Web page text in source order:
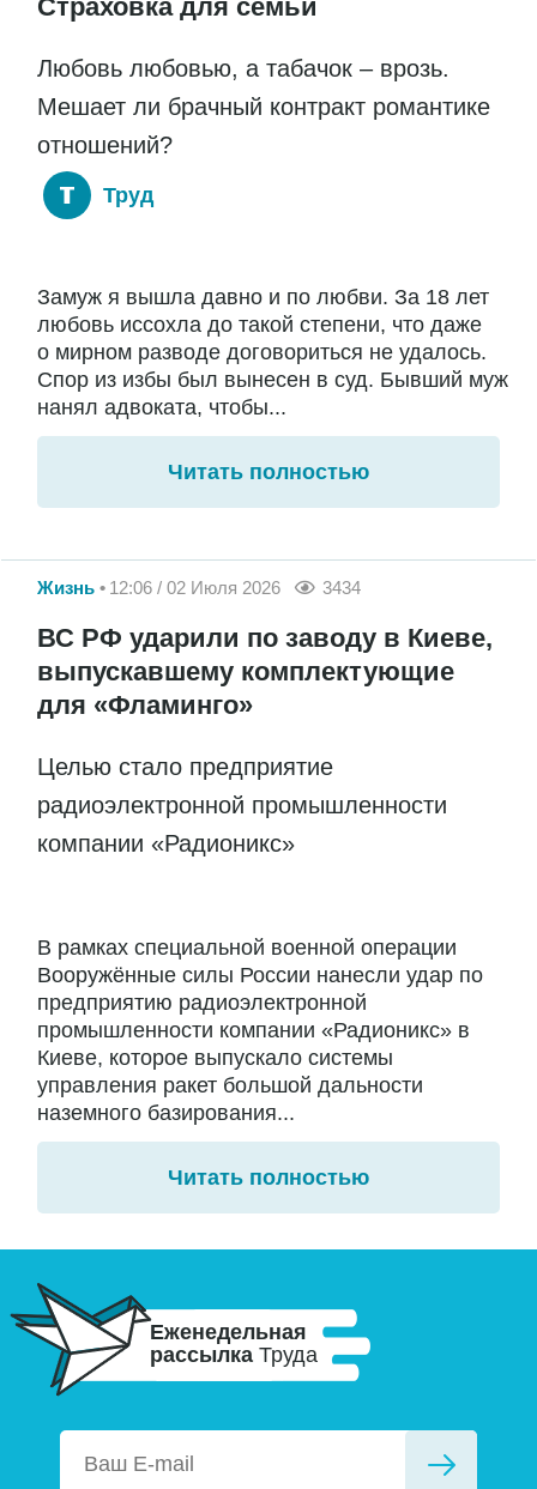
Страховка для семьи
Любовь любовью, а табачок – врозь.
Мешает ли брачный контракт романтике
отношений?
Труд
Замуж я вышла давно и по любви. За 18 лет
любовь иссохла до такой степени, что даже
о мирном разводе договориться не удалось.
Спор из избы был вынесен в суд. Бывший муж
нанял адвоката, чтобы...
Читать полностью
Жизнь 12:06 / 02 Июля 2026 3434
ВС РФ ударили по заводу в Киеве,
выпускавшему комплектующие
для «Фламинго»
Целью стало предприятие
радиоэлектронной промышленности
компании «Радионикс»
В рамках специальной военной операции
Вооружённые силы России нанесли удар по
предприятию радиоэлектронной
промышленности компании «Радионикс» в
Киеве, которое выпускало системы
управления ракет большой дальности
наземного базирования...
Читать полностью
Еженедельная
рассылка Труда